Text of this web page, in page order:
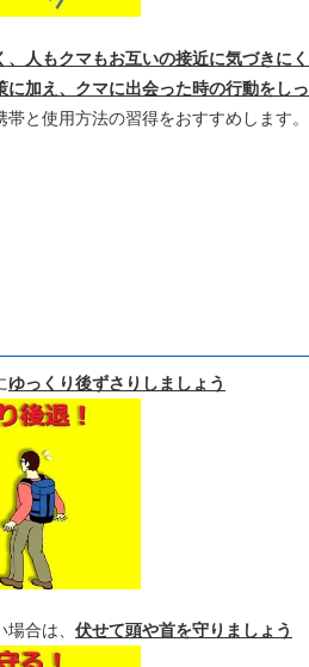
人もクマもお互いの接近に気づきに
加え、クマに出会った時の行動をし
と使用方法の習得をおすすめします。
ゆっくり後ずさりしましょう
合は、 伏せて頭や首を守りましょう